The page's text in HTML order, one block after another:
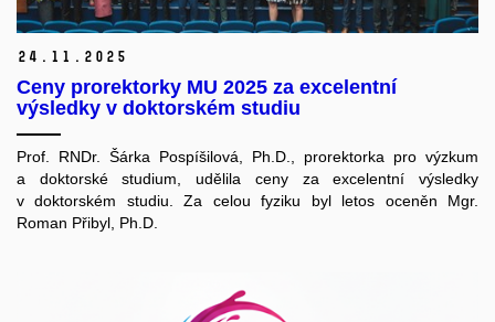
24. 11. 2025
Ceny prorektorky MU 2025 za excelentní
výsledky v doktorském studiu
Prof. RNDr. Šárka Pospíšilová, Ph.D., prorektorka pro výzkum
a doktorské studium, udělila ceny za excelentní výsledky
v doktorském studiu. Za celou fyziku byl letos oceněn Mgr.
Roman Přibyl, Ph.D.